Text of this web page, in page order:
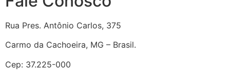
Rua Pres. Antônio Carlos, 375
Carmo da Cachoeira, MG – Brasil.
Cep: 37.225-000